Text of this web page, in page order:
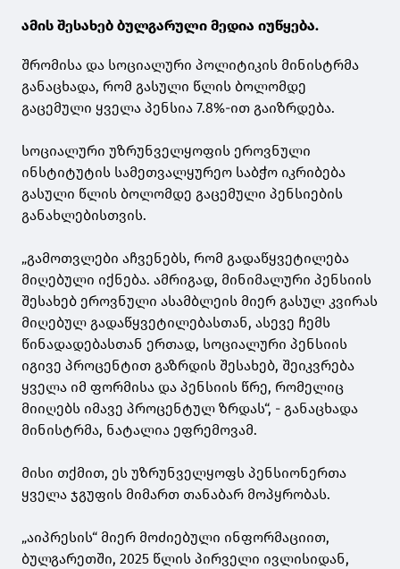
ამის შესახებ ბულგარული მედია იუწყება.
შრომისა და სოციალური პოლიტიკის მინისტრმა
განაცხადა, რომ გასული წლის ბოლომდე
გაცემული ყველა პენსია 7.8%-ით გაიზრდება.
სოციალური უზრუნველყოფის ეროვნული
ინსტიტუტის სამეთვალყურეო საბჭო იკრიბება
გასული წლის ბოლომდე გაცემული პენსიების
განახლებისთვის.
„გამოთვლები აჩვენებს, რომ გადაწყვეტილება
მიღებული იქნება. ამრიგად, მინიმალური პენსიის
შესახებ ეროვნული ასამბლეის მიერ გასულ კვირას
მიღებულ გადაწყვეტილებასთან, ასევე ჩემს
წინადადებასთან ერთად, სოციალური პენსიის
იგივე პროცენტით გაზრდის შესახებ, შეიკვრება
ყველა იმ ფორმისა და პენსიის წრე, რომელიც
მიიღებს იმავე პროცენტულ ზრდას“, - განაცხადა
მინისტრმა, ნატალია ეფრემოვამ.
მისი თქმით, ეს უზრუნველყოფს პენსიონერთა
ყველა ჯგუფის მიმართ თანაბარ მოპყრობას.
„აიპრესის“ მიერ მოძიებული ინფორმაციით,
ბულგარეთში, 2025 წლის პირველი ივლისიდან,